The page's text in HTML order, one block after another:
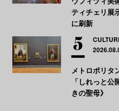
ティチェリ展
に刷新
メトロポリタ
「しれっと
きの聖母》